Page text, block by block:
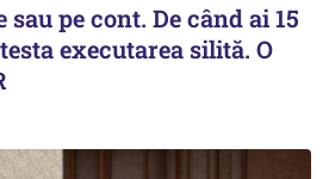
pe cont. De când ai 15
executarea silită. O